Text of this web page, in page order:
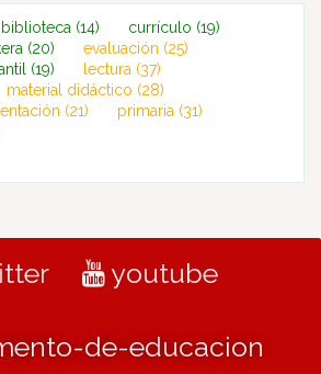
biblioteca (14) currículo (19)
(20) evaluación (25)
(19) lectura (37)
material didáctico (28)
(21) primaria (31)
youtube
de-educacion